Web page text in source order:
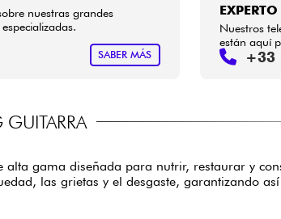
nuestras grandes
SABER MÁS
EXPERTO
Nuestros
están aquí
+33
gama diseñada para nutrir, restaurar y
las grietas y el desgaste, garantizando